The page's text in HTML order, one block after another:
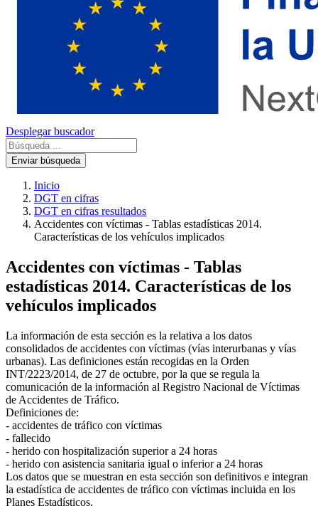
Desplegar buscador
Enviar búsqueda
Inicio
DGT en cifras
DGT en cifras resultados
Accidentes con víctimas - Tablas estadísticas 2014.
Características de los vehículos implicados
Accidentes con víctimas - Tablas
estadísticas 2014. Características de los
vehículos implicados
La información de esta sección es la relativa a los datos
consolidados de accidentes con víctimas (vías interurbanas y vías
urbanas). Las definiciones están recogidas en la Orden
INT/2223/2014, de 27 de octubre, por la que se regula la
comunicación de la información al Registro Nacional de Víctimas
de Accidentes de Tráfico.
Definiciones de:
- accidentes de tráfico con víctimas
- fallecido
- herido con hospitalización superior a 24 horas
- herido con asistencia sanitaria igual o inferior a 24 horas
Los datos que se muestran en esta sección son definitivos e integran
la estadística de accidentes de tráfico con víctimas incluida en los
Planes Estadísticos.